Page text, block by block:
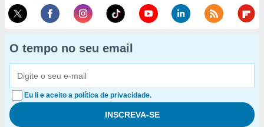
O tempo no seu email
Eu li e aceito a política de privacidade.